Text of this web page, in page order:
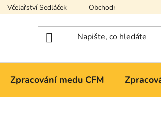
Včelařství Sedláček Obchodní podmínky
Zpracování medu CFM